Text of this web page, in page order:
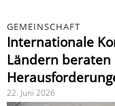
GEMEINSCHAFT
Internationale
Ländern
22. Juni 2026